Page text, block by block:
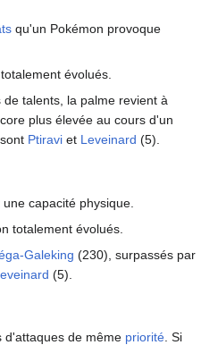
qu'un Pokémon provoque
évolués.
talents, la palme revient à
plus élevée au cours d'un
Ptiravi et Leveinard (5).
capacité physique.
totalement évolués.
Galeking (230), surpassés par
(5).
d'attaques de même priorité . Si